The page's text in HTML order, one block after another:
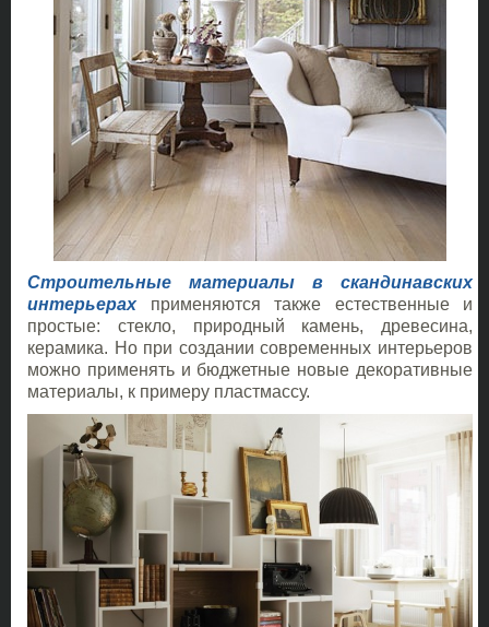
Строительные материалы в скандинавских
интерьерах применяются также естественные и
простые: стекло, природный камень, древесина,
керамика. Но при создании современных интерьеров
можно применять и бюджетные новые декоративные
материалы, к примеру пластмассу.